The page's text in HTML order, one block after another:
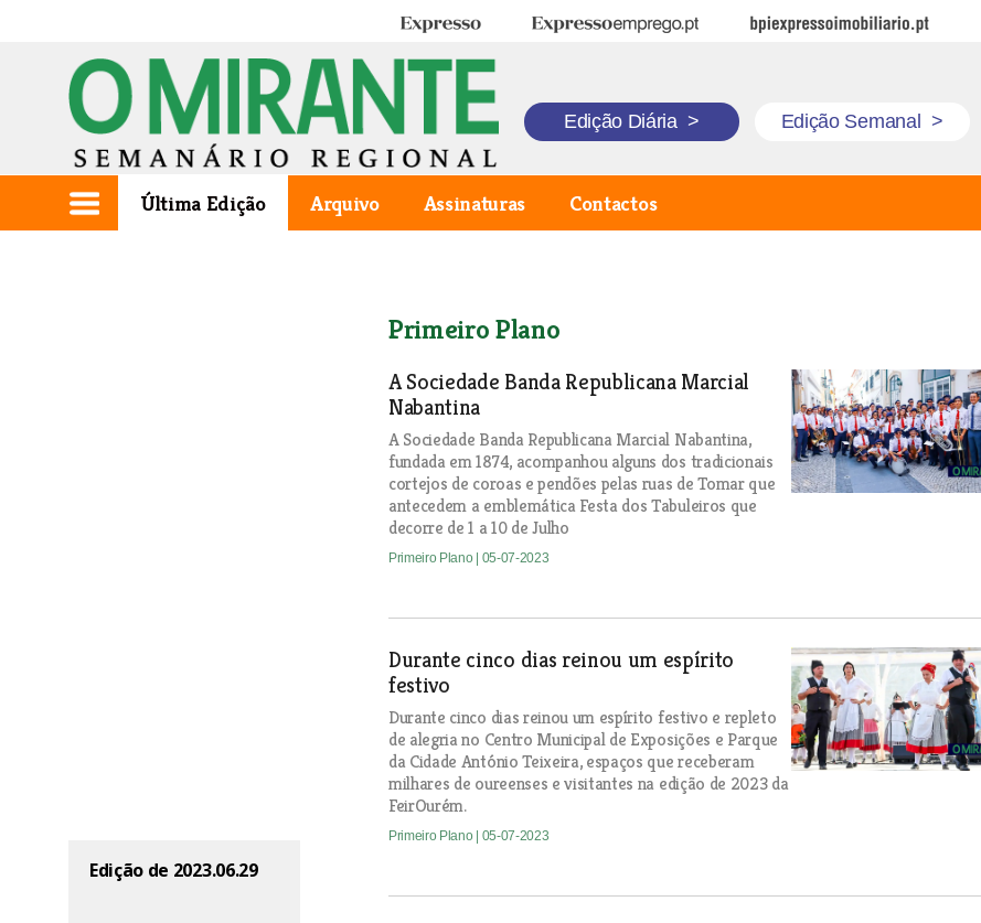
Expresso Expresso Emprego BPI Expresso Imobiliário
Edição Diária > Edição Semanal >
Última Edição Arquivo Assinaturas Contactos
Edição de 2023.06.29
Primeiro Plano
A Sociedade Banda Republicana Marcial
Nabantina
A Sociedade Banda Republicana Marcial Nabantina,
fundada em 1874, acompanhou alguns dos tradicionais
cortejos de coroas e pendões pelas ruas de Tomar que
antecedem a emblemática Festa dos Tabuleiros que
decorre de 1 a 10 de Julho
Primeiro Plano | 05-07-2023
Durante cinco dias reinou um espírito
festivo
Durante cinco dias reinou um espírito festivo e repleto
de alegria no Centro Municipal de Exposições e Parque
da Cidade António Teixeira, espaços que receberam
milhares de oureenses e visitantes na edição de 2023 da
FeirOurém.
Primeiro Plano | 05-07-2023